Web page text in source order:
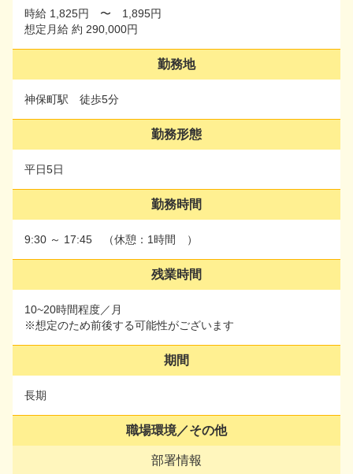
時給 1,825円 〜 1,895円
想定月給 約 290,000円
勤務地
神保町駅 徒歩5分
勤務形態
平日5日
勤務時間
9:30 ～ 17:45 （休憩：1時間 ）
残業時間
10~20時間程度／月
※想定のため前後する可能性がございます
期間
長期
職場環境／その他
部署情報
時給 1,825円 〜 1,895円
想定月給 約 290,000円
勤務地
神保町駅 徒歩5分
勤務形態
平日5日
勤務時間
9:30 ～ 17:45 （休憩：1時間 ）
残業時間
10~20時間程度／月
※想定のため前後する可能性がございます
期間
長期
職場環境／その他
部署情報